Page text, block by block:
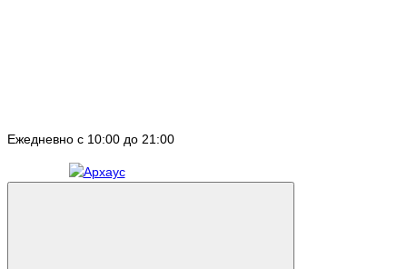
Ежедневно с 10:00 до 21:00